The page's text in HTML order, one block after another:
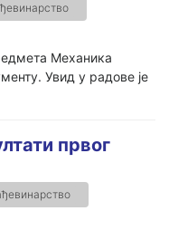
Механика
Увид у радове је
првог